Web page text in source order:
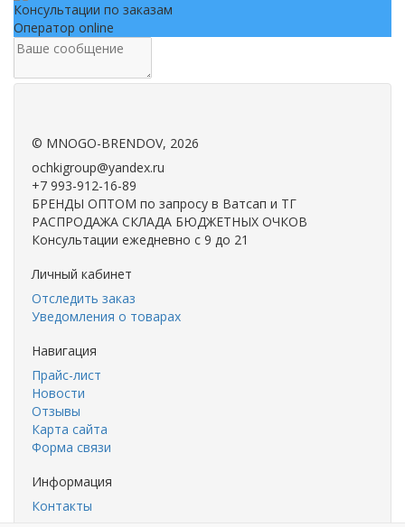
Консультации по заказам
Оператор online
© MNOGO-BRENDOV, 2026
ochkigroup@yandex.ru
+7 993-912-16-89
БРЕНДЫ ОПТОМ по запросу в Ватсап и ТГ
РАСПРОДАЖА СКЛАДА БЮДЖЕТНЫХ ОЧКОВ
Консультации ежедневно с 9 до 21
Личный кабинет
Отследить заказ
Уведомления о товарах
Навигация
Прайс-лист
Новости
Отзывы
Карта сайта
Форма связи
Информация
Контакты